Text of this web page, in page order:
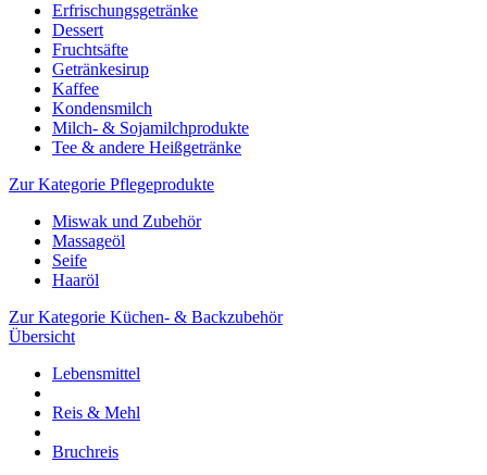
Erfrischungsgetränke
Dessert
Fruchtsäfte
Getränkesirup
Kaffee
Kondensmilch
Milch- & Sojamilchprodukte
Tee & andere Heißgetränke
Zur Kategorie Pflegeprodukte
Miswak und Zubehör
Massageöl
Seife
Haaröl
Zur Kategorie Küchen- & Backzubehör
Übersicht
Lebensmittel
Reis & Mehl
Bruchreis